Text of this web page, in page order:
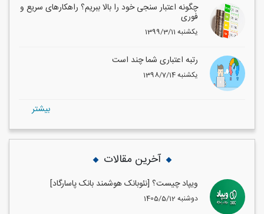
چگونه اعتبار سنجی خود را بالا ببریم؟ راهکارهای سریع و
فوری
1399/3/11 یکشنبه
رتبه اعتباری شما چند است
1398/7/14 یکشنبه
بيشتر
آخرین مقالات
ویپاد چیست؟ [نئوبانک هوشمند بانک پاسارگاد]
1405/5/12 دوشنبه